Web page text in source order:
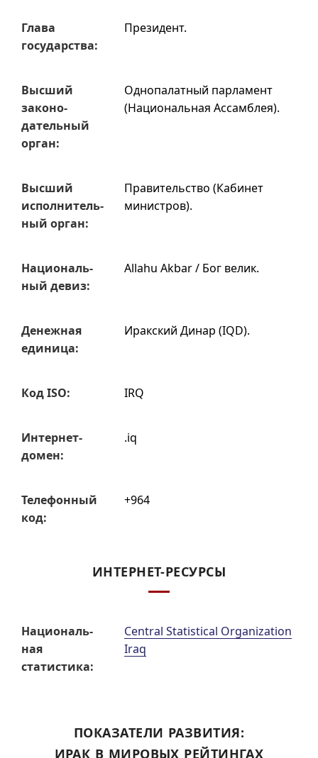
Глава
государ­ства:
Президент.
Высший
законо­
датель­ный
орган:
Однопалатный парламент
(Национальная Ассамблея).
Высший
испол­нитель­
ный орган:
Правительство (Кабинет
министров).
Нацио­наль­
ный девиз:
Allahu Akbar / Бог велик.
Денежная
единица:
Иракский Динар (IQD).
Код ISO: IRQ
Интернет-
домен:
.iq
Телефон­ный
код:
+964
ИНТЕРНЕТ-РЕСУРСЫ
Нацио­наль­
ная
статис­тика:
Central Statistical Organization
Iraq
ПОКАЗАТЕЛИ РАЗВИТИЯ:
ИРАК В МИРОВЫХ РЕЙТИНГАХ